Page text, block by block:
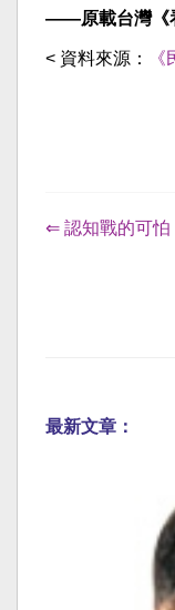
——原載台灣《
< 資料來源：
⇐ 認知戰的可怕
最新文章：